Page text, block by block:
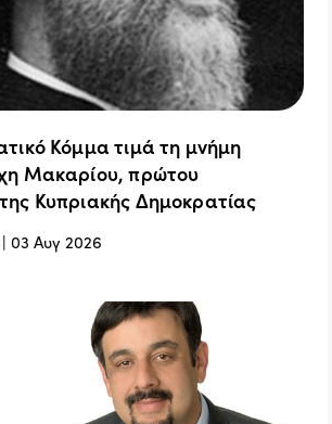
Κόμμα τιμά τη μνήμη
Μακαρίου, πρώτου
Κυπριακής Δημοκρατίας
|03 Αυγ 2026